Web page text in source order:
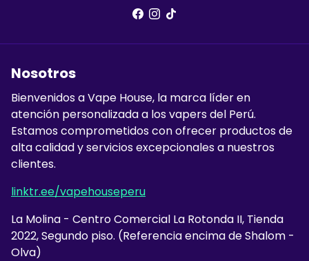
Nosotros
Bienvenidos a Vape House, la marca líder en
atención personalizada a los vapers del Perú.
Estamos comprometidos con ofrecer productos de
alta calidad y servicios excepcionales a nuestros
clientes.
linktr.ee/vapehouseperu
La Molina - Centro Comercial La Rotonda II, Tienda
2022, Segundo piso. (Referencia encima de Shalom -
Olva)